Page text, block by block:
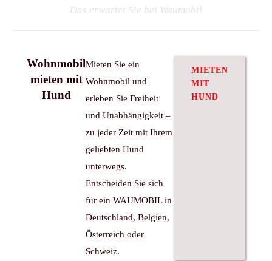
Das erwartet Sie bei Waumobil
Wohnmobil
mieten mit
Hund
Mieten Sie ein
Wohnmobil und
erleben Sie Freiheit
und Unabhängigkeit –
zu jeder Zeit mit Ihrem
geliebten Hund
unterwegs.
Entscheiden Sie sich
für ein WAUMOBIL in
Deutschland, Belgien,
Österreich oder
Schweiz.
MIETEN
MIT
HUND